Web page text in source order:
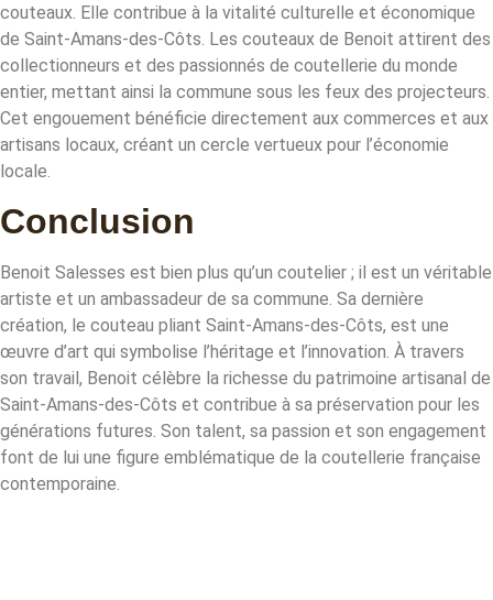
couteaux. Elle contribue à la vitalité culturelle et économique
de Saint-Amans-des-Côts. Les couteaux de Benoit attirent des
collectionneurs et des passionnés de coutellerie du monde
entier, mettant ainsi la commune sous les feux des projecteurs.
Cet engouement bénéficie directement aux commerces et aux
artisans locaux, créant un cercle vertueux pour l’économie
locale.
Conclusion
Benoit Salesses est bien plus qu’un coutelier ; il est un véritable
artiste et un ambassadeur de sa commune. Sa dernière
création, le couteau pliant Saint-Amans-des-Côts, est une
œuvre d’art qui symbolise l’héritage et l’innovation. À travers
son travail, Benoit célèbre la richesse du patrimoine artisanal de
Saint-Amans-des-Côts et contribue à sa préservation pour les
générations futures. Son talent, sa passion et son engagement
font de lui une figure emblématique de la coutellerie française
contemporaine.